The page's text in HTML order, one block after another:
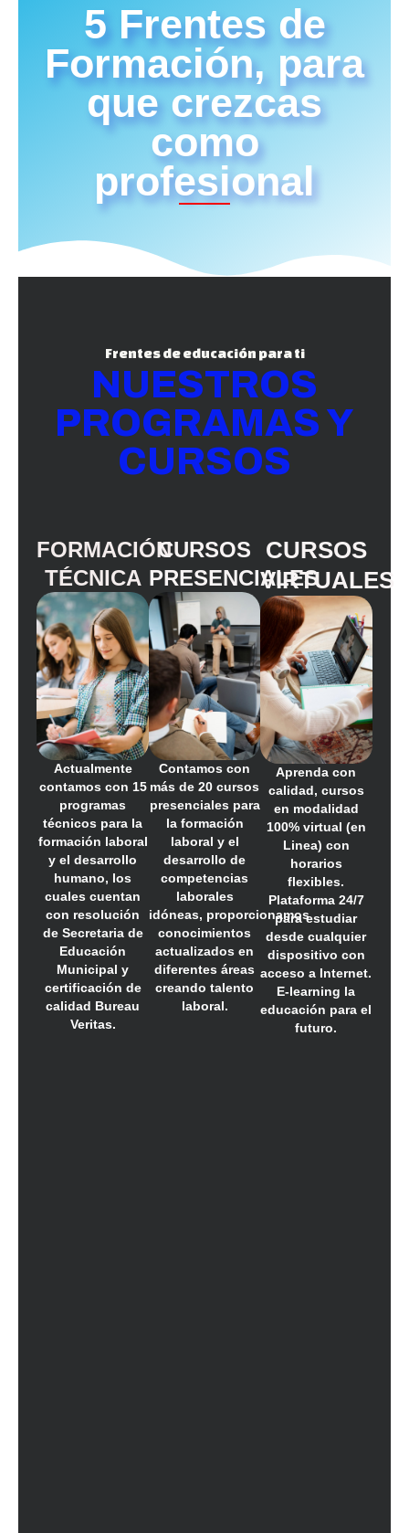
5 Frentes de
Formación, para
que crezcas
como
profesional
Frentes de educación para ti
NUESTROS
PROGRAMAS Y
CURSOS
FORMACIÓN
TÉCNICA
Actualmente
contamos con 15
programas
técnicos para la
formación laboral
y el desarrollo
humano, los
cuales cuentan
con resolución
de Secretaria de
Educación
Municipal y
certificación de
calidad Bureau
Veritas.
CURSOS
PRESENCIALES
Contamos con
más de 20 cursos
presenciales para
la formación
laboral y el
desarrollo de
competencias
laborales
idóneas, proporcionamos
conocimientos
actualizados en
diferentes áreas
creando talento
laboral.
CURSOS
VIRTUALES
Aprenda con
calidad, cursos
en modalidad
100% virtual (en
Linea) con
horarios
flexibles.
Plataforma 24/7
para estudiar
desde cualquier
dispositivo con
acceso a Internet.
E-learning la
educación para el
futuro.